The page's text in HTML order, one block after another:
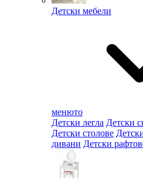
Детски мебели
менюто
Детски легла Детски
Детски столове
дивани Детски